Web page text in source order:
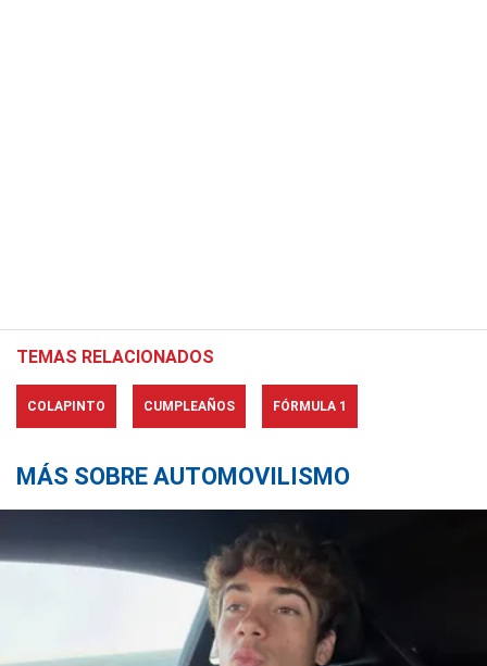
TEMAS RELACIONADOS
COLAPINTO CUMPLEAÑOS FÓRMULA 1
MÁS SOBRE AUTOMOVILISMO